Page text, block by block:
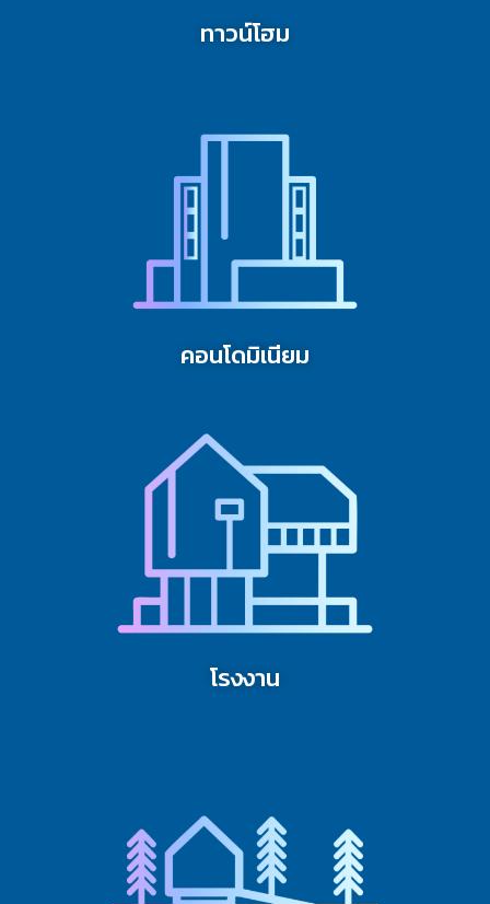
ทาวน์โฮม
คอนโดมิเนียม
โรงงาน